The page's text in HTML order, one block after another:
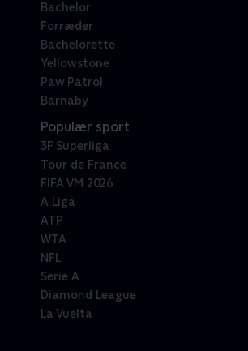
Bachelor
Forræder
Bachelorette
Yellowstone
Paw Patrol
Barnaby
Populær sport
3F Superliga
Tour de France
FIFA VM 2026
A Liga
ATP
WTA
NFL
Serie A
Diamond League
La Vuelta